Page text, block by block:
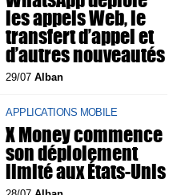
les appels Web, le
transfert d’appel et
d’autres nouveautés
29/07Alban
APPLICATIONS MOBILE
X Money commence
son déploiement
limité aux États-Unis